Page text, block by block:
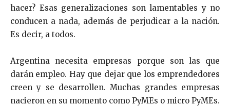
hacer? Esas generalizaciones son lamentables y no
conducen a nada, además de perjudicar a la nación.
Es decir, a todos.
Argentina necesita empresas porque son las que
darán empleo. Hay que dejar que los emprendedores
creen y se desarrollen. Muchas grandes empresas
nacieron en su momento como PyMEs o micro PyMEs.